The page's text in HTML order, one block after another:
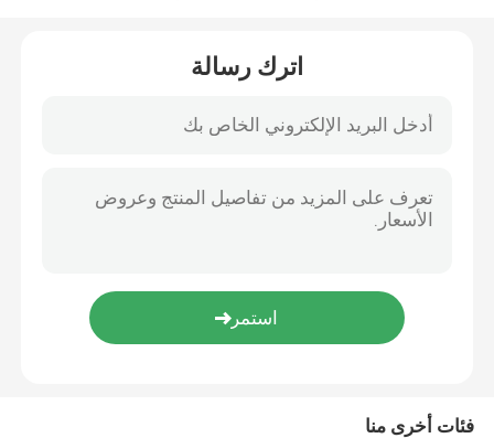
اترك رسالة
فئات أخرى منا